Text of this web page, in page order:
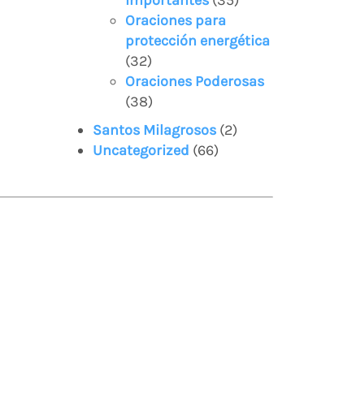
Oraciones para
protección energética
(32)
Oraciones Poderosas
(38)
Santos Milagrosos(2)
Uncategorized (66)